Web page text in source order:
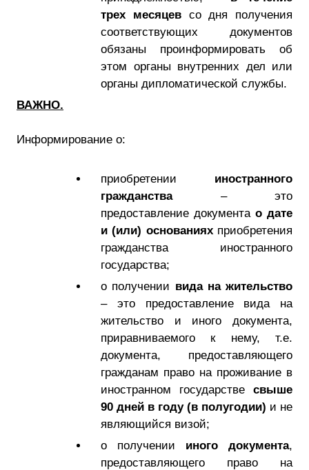
трех месяцевсо дня получения
соответствующих документов
обязаны проинформировать об
этом органы внутренних дел или
органы дипломатической службы.
ВАЖНО.
Информирование о:
приобретении иностранного
гражданства– это
предоставление документа о дате
и (или) основанияхприобретения
гражданства иностранного
государства;
о получении вида на жительство
– это предоставление вида на
жительство и иного документа,
приравниваемого к нему, т.е.
документа, предоставляющего
гражданам право на проживание в
иностранном государстве свыше
90 дней в году (в полугодии) и не
являющийся визой;
о получении иного документа,
предоставляющего право на